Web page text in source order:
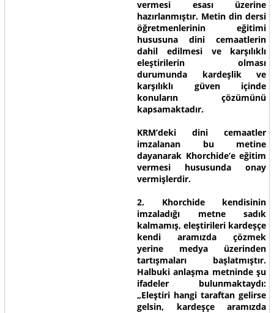
vermesi esası üzerine
hazırlanmıştır. Metin din dersi
öğretmenlerinin eğitimi
hususuna dini cemaatlerin
dahil edilmesi ve karşılıklı
eleştirilerin olması
durumunda kardeşlik ve
karşılıklı güven içinde
konuların çözümünü
kapsamaktadır.
KRM’deki dini cemaatler
imzalanan bu metine
dayanarak Khorchide’e eğitim
vermesi hususunda onay
vermişlerdir.
2. Khorchide kendisinin
imzaladığı metne sadık
kalmamış, eleştirileri kardeşçe
kendi aramızda çözmek
yerine medya üzerinden
tartışmaları başlatmıştır.
Halbuki anlaşma metninde şu
ifadeler bulunmaktaydı:
„Eleştiri hangi taraftan gelirse
gelsin, kardeşçe aramızda